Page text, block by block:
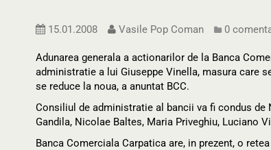
15.01.2008 Vasile Pop Coman 0
Adunarea generala a actionarilor de la Banca
administratie a lui Giuseppe Vinella, masura care
se reduce la noua, a anuntat BCC.
Consiliul de administratie al bancii va fi condus de
Gandila, Nicolae Baltes, Maria Priveghiu, Luciano
Banca Comerciala Carpatica are, in prezent, o